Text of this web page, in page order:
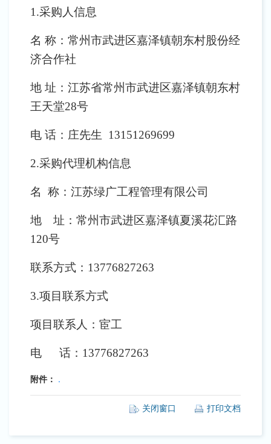
1.采购人信息
名 称：常州市武进区嘉泽镇朝东村股份经
济合作社
地 址：江苏省常州市武进区嘉泽镇朝东村
王天堂28号
电 话：庄先生 13151269699
2.采购代理机构信息
名 称：江苏绿广工程管理有限公司
地 址：常州市武进区嘉泽镇夏溪花汇路
120号
联系方式： 13776827263
3.项目联系方式
项目联系人：宦工
电 话： 13776827263
附件： .
关闭窗口 打印文档